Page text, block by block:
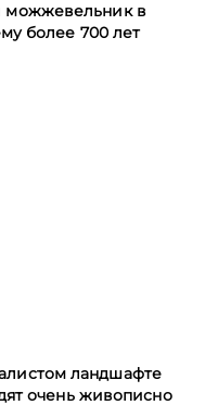
можжевельник в
более 700 лет
ландшафте
очень живописно